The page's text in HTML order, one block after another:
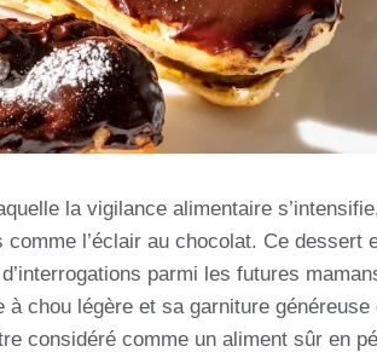
la vigilance alimentaire
comme l’éclair au chocolat. Ce dessert
parmi les futures
à chou légère et sa garniture
considéré comme un aliment sûr en